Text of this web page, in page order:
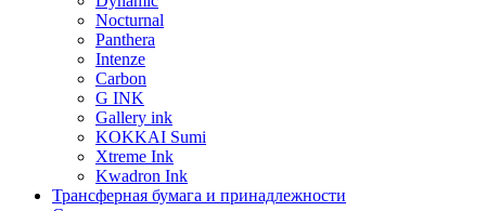
Nocturnal
Panthera
Intenze
Carbon
G INK
Gallery ink
KOKKAI Sumi
Xtreme Ink
Kwadron Ink
Трансферная бумага и принадлежности